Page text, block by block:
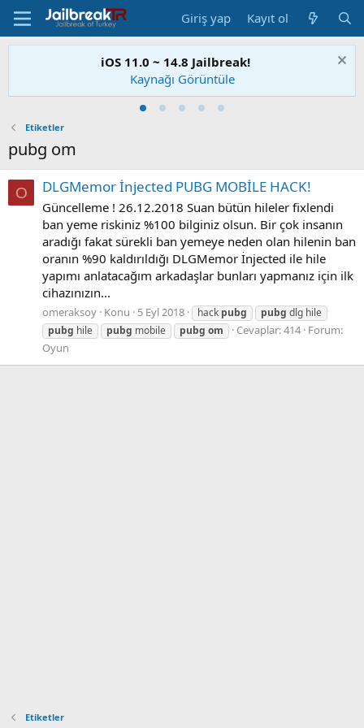
Giriş yap Kayıt ol
iOS 11.0 ~ 14.8 Jailbreak!
Kaynağı Görüntüle
Etiketler
pubg om
O DLGMemor İnjected PUBG MOBİLE HACK!
Güncelleme ! 26.12.2018 Suan bütün hileler fixlendi
ban yeme riskiniz %100 bilginiz olsun. Bir çok insanın
aradığı fakat sürekli ban yemeye neden olan hilenin ban
oranın %90 kaldırıldığı DLGMemor İnjected ile hile
yapımı anlatacağım arkadaşlar bunları yapmanız için ilk
cihazınızın...
omeraksoy Konu 5 Eyl 2018 hack pubg pubg dlg hile
pubg hile pubg mobile pubg om Cevaplar: 414 Forum:
Oyun
Etiketler